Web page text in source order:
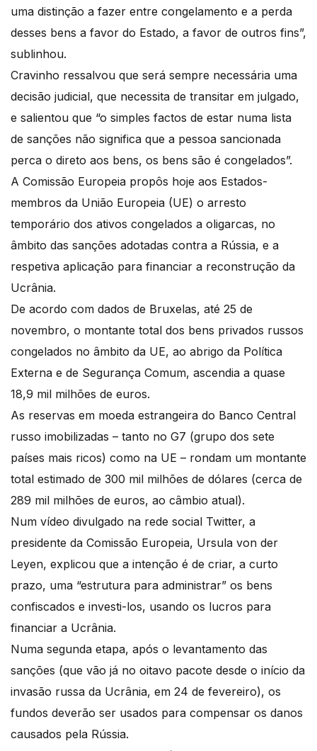
uma distinção a fazer entre congelamento e a perda
desses bens a favor do Estado, a favor de outros fins”,
sublinhou.
Cravinho ressalvou que será sempre necessária uma
decisão judicial, que necessita de transitar em julgado,
e salientou que “o simples factos de estar numa lista
de sanções não significa que a pessoa sancionada
perca o direto aos bens, os bens são é congelados”.
A Comissão Europeia propôs hoje aos Estados-
membros da União Europeia (UE) o arresto
temporário dos ativos congelados a oligarcas, no
âmbito das sanções adotadas contra a Rússia, e a
respetiva aplicação para financiar a reconstrução da
Ucrânia.
De acordo com dados de Bruxelas, até 25 de
novembro, o montante total dos bens privados russos
congelados no âmbito da UE, ao abrigo da Política
Externa e de Segurança Comum, ascendia a quase
18,9 mil milhões de euros.
As reservas em moeda estrangeira do Banco Central
russo imobilizadas – tanto no G7 (grupo dos sete
países mais ricos) como na UE – rondam um montante
total estimado de 300 mil milhões de dólares (cerca de
289 mil milhões de euros, ao câmbio atual).
Num vídeo divulgado na rede social Twitter, a
presidente da Comissão Europeia, Ursula von der
Leyen, explicou que a intenção é de criar, a curto
prazo, uma “estrutura para administrar” os bens
confiscados e investi-los, usando os lucros para
financiar a Ucrânia.
Numa segunda etapa, após o levantamento das
sanções (que vão já no oitavo pacote desde o início da
invasão russa da Ucrânia, em 24 de fevereiro), os
fundos deverão ser usados para compensar os danos
causados pela Rússia.